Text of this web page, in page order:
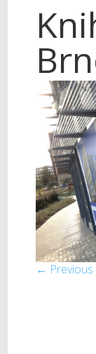
← Previous